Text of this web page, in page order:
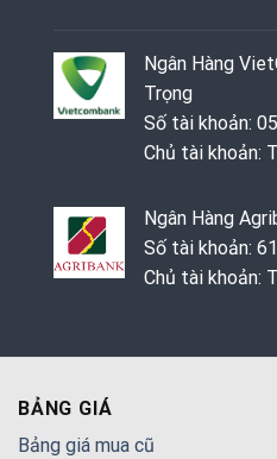
Ngân Hàng
Trọng
Số tài khoản:
Chủ tài khoản:
Ngân Hàng
Số tài khoản:
Chủ tài khoản:
BẢNG GIÁ
Bảng giá mua cũ